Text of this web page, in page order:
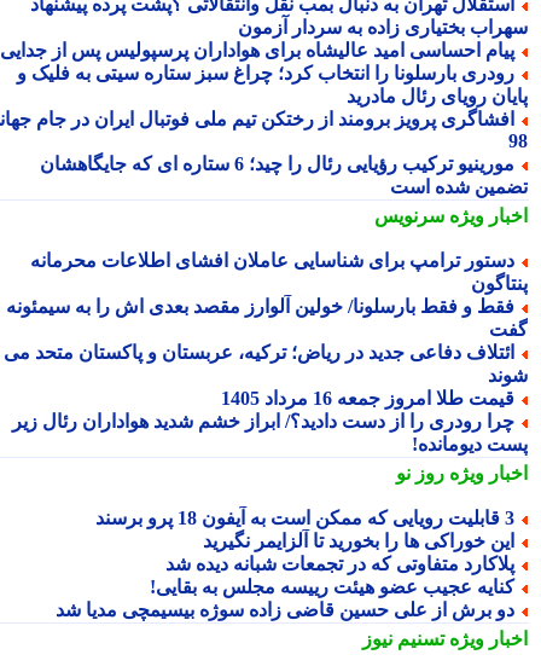
تهران به دنبال بمب نقل وانتقالاتی ؟پشت پرده پیشنهاد
بختیاری زاده به سردار آزمون
احساسی امید عالیشاه برای هواداران پرسپولیس پس از جدایی
بارسلونا را انتخاب کرد؛ چراغ سبز ستاره سیتی به فلیک و
رویای رئال مادرید
پرویز برومند از رختکن تیم ملی فوتبال ایران در جام جهانی
مورینیو ترکیب رؤیایی رئال را چید؛ 6 ستاره ای که جایگاهشان
شده است
ویژهسرنویس
ترامپ برای شناسایی عاملان افشای اطلاعات محرمانه
و فقط بارسلونا/ خولین آلوارز مقصد بعدی اش را به سیمئونه
دفاعی جدید در ریاض؛ ترکیه، عربستان و پاکستان متحد می
طلا امروز جمعه 16 مرداد 1405
رودری را از دست دادید؟/ ابراز خشم شدید هواداران رئال زیر
دیومانده!
ویژهروز نو
خوراکی ها را بخورید تا آلزایمر نگیرید
متفاوتی که در تجمعات شبانه دیده شد
عجیب عضو هیئت رییسه مجلس به بقایی!
برش از علی حسین قاضی زاده سوژه بیسیمچی مدیا شد
ویژهتسنیم نیوز